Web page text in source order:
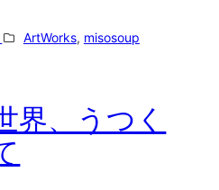
ArtWorks, misosoup
界、うつく